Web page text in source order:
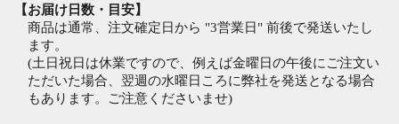
【お届け日数・目安】
商品は通常、注文確定日から "3営業日" 前後で発送いたし
ます。
(土日祝日は休業ですので、例えば金曜日の午後にご注文い
ただいた場合、翌週の水曜日ころに弊社を発送となる場合
もあります。ご注意くださいませ)